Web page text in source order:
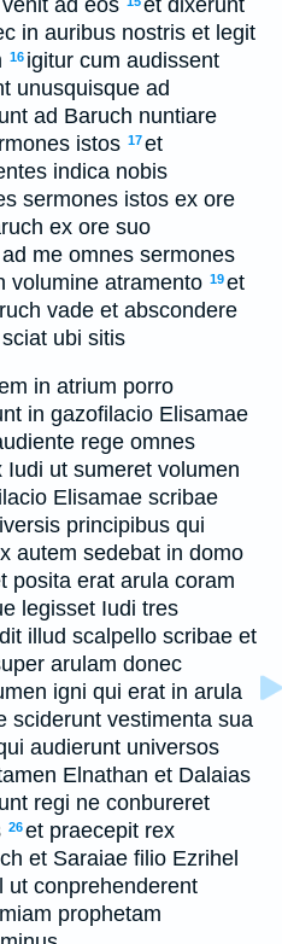
in auribus nostris et legit
16 igitur cum audissent
unusquisque ad
ad Baruch nuntiare
istos 17et
indica nobis
sermones istos ex ore
ex ore suo
me omnes sermones
volumine atramento 19et
vade et abscondere
ubi sitis
in atrium porro
in gazofilacio Elisamae
rege omnes
Iudi ut sumeret volumen
Elisamae scribae
principibus qui
autem sedebat in domo
posita erat arula coram
legisset Iudi tres
illud scalpello scribae et
arulam donec
igni qui erat in arula
sciderunt vestimenta sua
audierunt universos
Elnathan et Dalaias
regi ne conbureret
26et praecepit rex
et Saraiae filio Ezrihel
ut conprehenderent
prophetam